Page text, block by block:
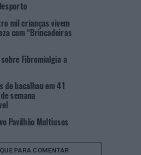
e a interculturalidade.
no âmbito do projeto
“
of Intercultural Learning
Europa Criativa e com o
1-2020-1-RO-CULT-COOP1.
mil crianças vivem
com “Brincadeiras
Fibromialgia a
de bacalhau em 41
semana
Pavilhão Multiusos
PARA COMENTAR